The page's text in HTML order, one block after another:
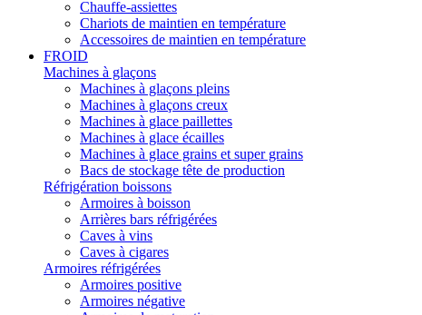
Chauffe-assiettes
Chariots de maintien en température
Accessoires de maintien en température
FROID
Machines à glaçons
Machines à glaçons pleins
Machines à glaçons creux
Machines à glace paillettes
Machines à glace écailles
Machines à glace grains et super grains
Bacs de stockage tête de production
Réfrigération boissons
Armoires à boisson
Arrières bars réfrigérées
Caves à vins
Caves à cigares
Armoires réfrigérées
Armoires positive
Armoires négative